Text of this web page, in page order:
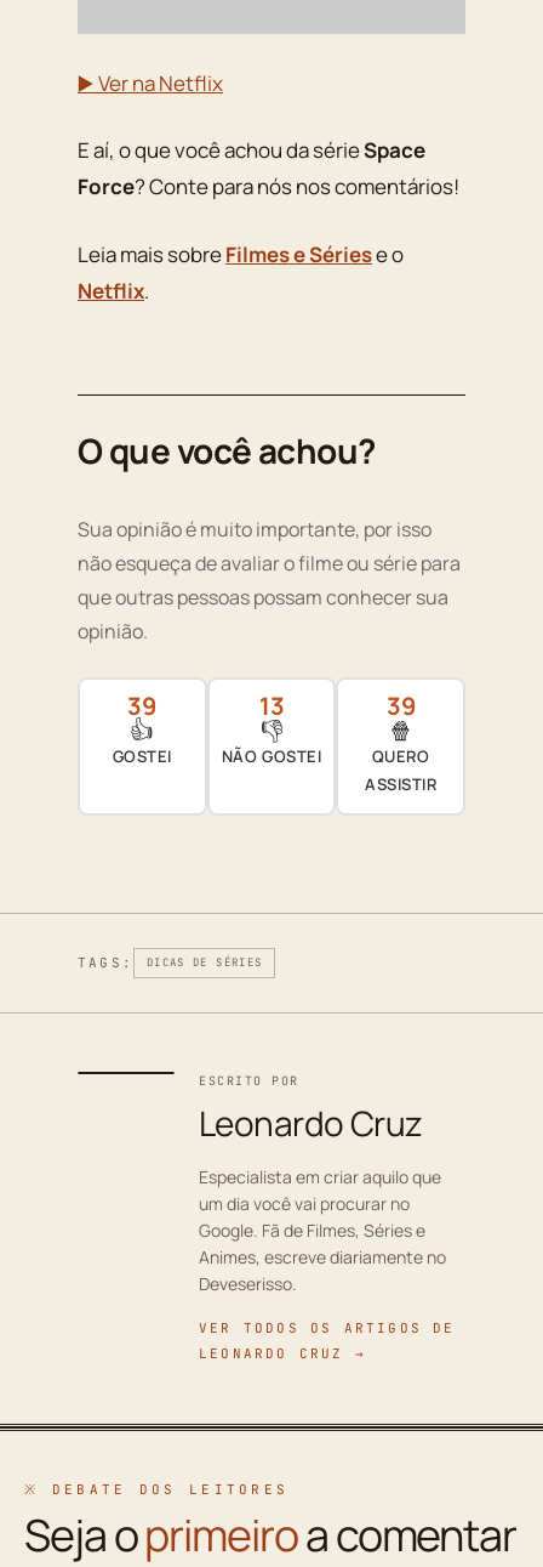
▶️ Ver na Netflix
E aí, o que você achou da sérieSpace
Force? Conte para nós nos comentários!
Leia mais sobreFilmes e Sériese o
Netflix.
O que você achou?
Sua opinião é muito importante, por isso
não esqueça de avaliar o filme ou série para
que outras pessoas possam conhecer sua
opinião.
39
👍
GOSTEI
13
👎
NÃO GOSTEI
39
🍿
QUERO
ASSISTIR
TAGS: DICAS DE SÉRIES
ESCRITO POR
Leonardo Cruz
Especialista em criar aquilo que
um dia você vai procurar no
Google. Fã de Filmes, Séries e
Animes, escreve diariamente no
Deveserisso.
VER TODOS OS ARTIGOS DE
LEONARDO CRUZ →
※ DEBATE DOS LEITORES
Seja oprimeiroa comentar